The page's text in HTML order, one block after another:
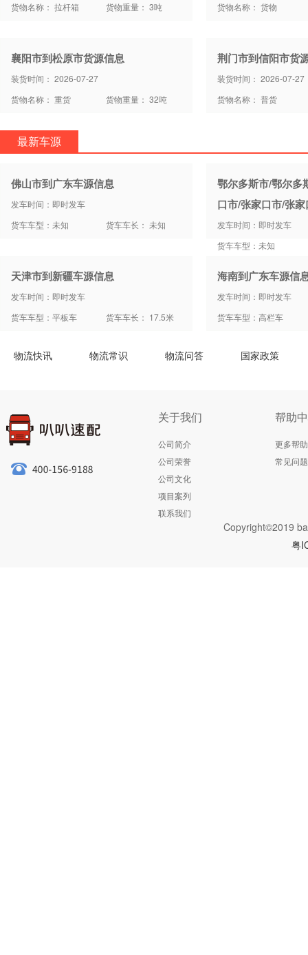
货物名称： 拉杆箱 货物重量： 3吨 货物名称： 货物
襄阳市到松原市货源信息
装货时间： 2026-07-27
货物名称： 重货
货物重量： 32吨
荆门市到信阳市货
装货时间： 2026-07-27
货物名称： 普货
最新车源
佛山市到广东车源信息
发车时间：即时发车
货车车型：未知
货车车长： 未知
鄂尔多斯市/鄂尔多
口市/张家口市/张
发车时间：即时发车
货车车型：未知
天津市到新疆车源信息
发车时间：即时发车
货车车型：平板车
货车车长： 17.5米
海南到广东车源信
发车时间：即时发车
货车车型：高栏车
物流快讯 物流常识 物流问答 国家政策
关于我们
公司简介
公司荣誉
公司文化
项目案列
联系我们
帮助
更多帮助
常见问题
Copyright©2019
粤